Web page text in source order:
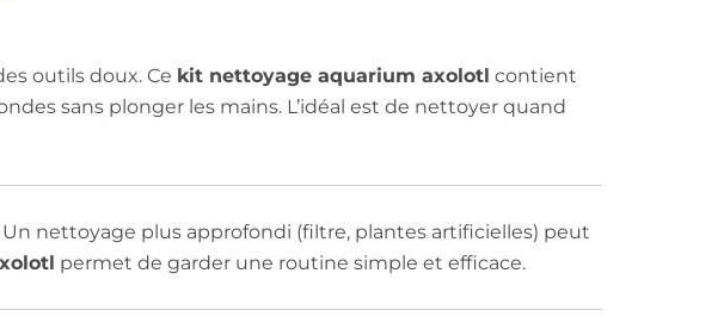
outils doux. Ce kit nettoyage aquarium axolotl contient
sans plonger les mains. L’idéal est de nettoyer quand
Un nettoyage plus approfondi (filtre, plantes artificielles) peut
permet de garder une routine simple et efficace.